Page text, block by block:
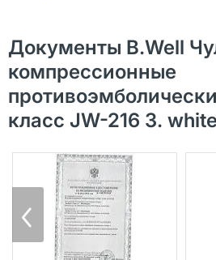
Документы B.Well
компрессионные
класс JW-216 3.